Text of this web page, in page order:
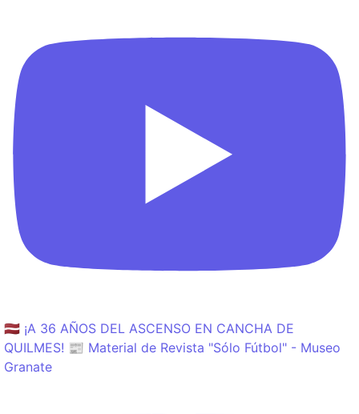
🇱🇻 ¡A 36 AÑOS DEL ASCENSO EN CANCHA DE
QUILMES! 📰 Material de Revista "Sólo Fútbol" - Museo
Granate